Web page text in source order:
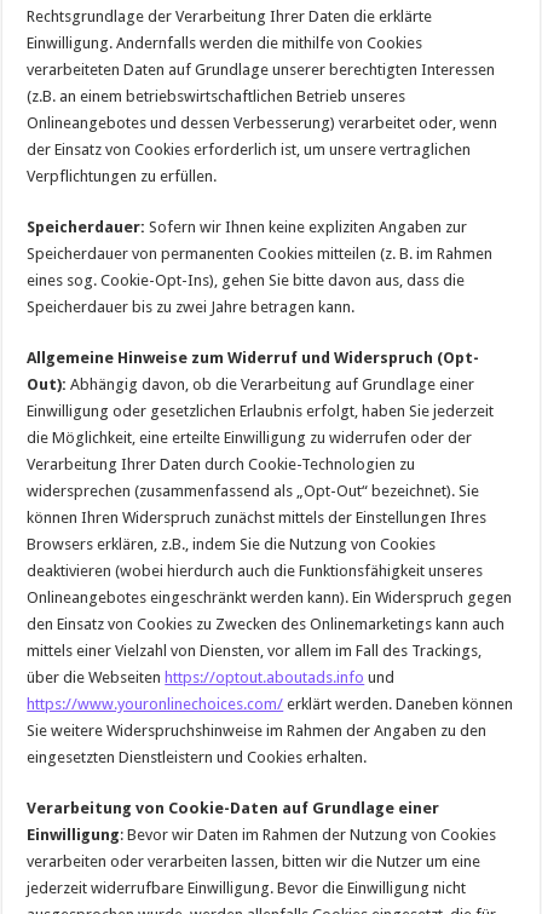
Rechtsgrundlage der Verarbeitung Ihrer Daten die erklärte
Einwilligung. Andernfalls werden die mithilfe von Cookies
verarbeiteten Daten auf Grundlage unserer berechtigten Interessen
(z.B. an einem betriebswirtschaftlichen Betrieb unseres
Onlineangebotes und dessen Verbesserung) verarbeitet oder, wenn
der Einsatz von Cookies erforderlich ist, um unsere vertraglichen
Verpflichtungen zu erfüllen.
Speicherdauer:Sofern wir Ihnen keine expliziten Angaben zur
Speicherdauer von permanenten Cookies mitteilen (z. B. im Rahmen
eines sog. Cookie-Opt-Ins), gehen Sie bitte davon aus, dass die
Speicherdauer bis zu zwei Jahre betragen kann.
Allgemeine Hinweise zum Widerruf und Widerspruch (Opt-
Out): Abhängig davon, ob die Verarbeitung auf Grundlage einer
Einwilligung oder gesetzlichen Erlaubnis erfolgt, haben Sie jederzeit
die Möglichkeit, eine erteilte Einwilligung zu widerrufen oder der
Verarbeitung Ihrer Daten durch Cookie-Technologien zu
widersprechen (zusammenfassend als „Opt-Out“ bezeichnet). Sie
können Ihren Widerspruch zunächst mittels der Einstellungen Ihres
Browsers erklären, z.B., indem Sie die Nutzung von Cookies
deaktivieren (wobei hierdurch auch die Funktionsfähigkeit unseres
Onlineangebotes eingeschränkt werden kann). Ein Widerspruch gegen
den Einsatz von Cookies zu Zwecken des Onlinemarketings kann auch
mittels einer Vielzahl von Diensten, vor allem im Fall des Trackings,
über die Webseiten https://optout.aboutads.info und
https://www.youronlinechoices.com/ erklärt werden. Daneben können
Sie weitere Widerspruchshinweise im Rahmen der Angaben zu den
eingesetzten Dienstleistern und Cookies erhalten.
Verarbeitung von Cookie-Daten auf Grundlage einer
Einwilligung: Bevor wir Daten im Rahmen der Nutzung von Cookies
verarbeiten oder verarbeiten lassen, bitten wir die Nutzer um eine
jederzeit widerrufbare Einwilligung. Bevor die Einwilligung nicht